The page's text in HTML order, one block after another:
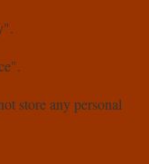
store any personal